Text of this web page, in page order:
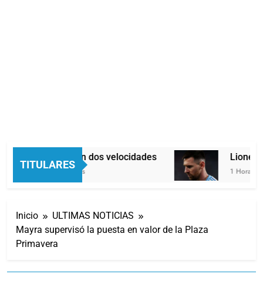
TITULARES
Economía en dos velocidades
48 Minutos Atrás
Lionel
1 Hora Atrás
Inicio
ULTIMAS NOTICIAS
Mayra supervisó la puesta en valor de la Plaza
Primavera